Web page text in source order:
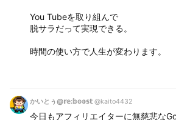
You Tubeを取り組んで
脱サラだって実現できる。
時間の使い方で人生が変わります。
かいとぅ@𝕣𝕖:𝕓𝕠𝕠𝕤𝕥 @kaito4432